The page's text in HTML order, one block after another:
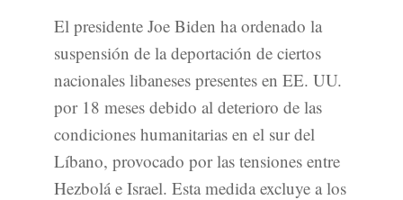
El presidente Joe Biden ha ordenado la
suspensión de la deportación de ciertos
nacionales libaneses presentes en EE. UU.
por 18 meses debido al deterioro de las
condiciones humanitarias en el sur del
Líbano, provocado por las tensiones entre
Hezbolá e Israel. Esta medida excluye a los